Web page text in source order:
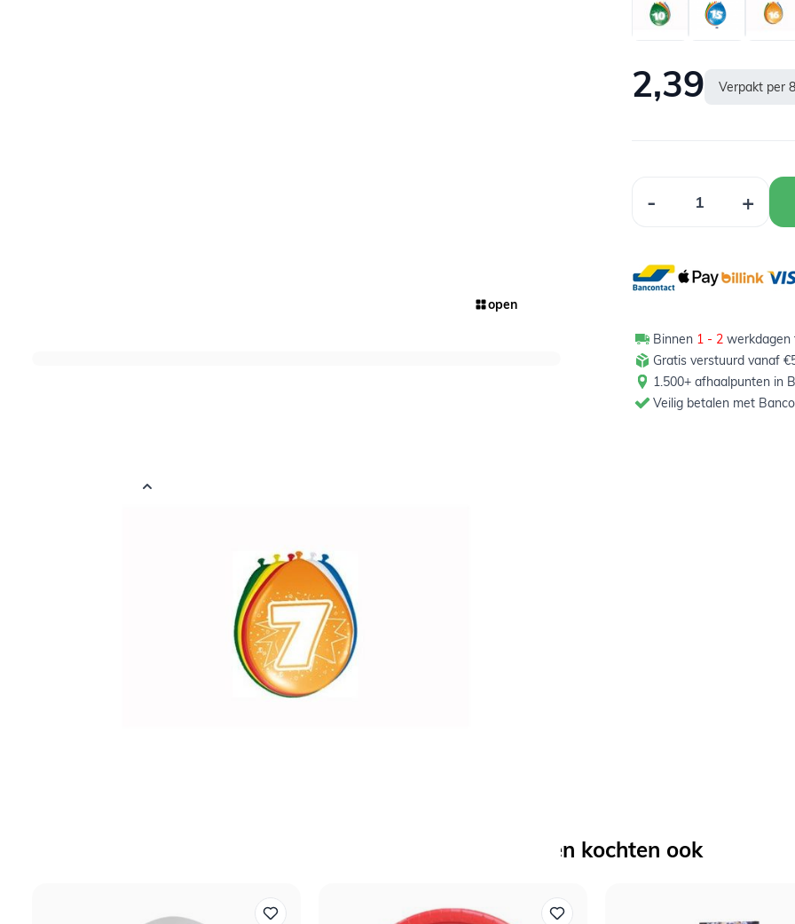
open
Mix
Latex
Verpakt per 8 stuk
30 cm
Ja
2,39 Verpakt per
- +
Binnen 1 - 2 werkdagen
Gratis verstuurd vanaf
1.500+ afhaalpunten in
Veilig betalen met
Anderen kochten ook